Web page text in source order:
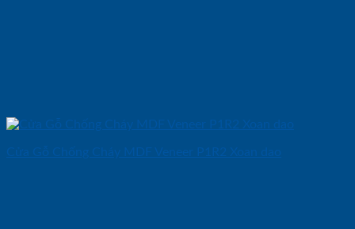
Cửa Gỗ Chống Cháy MDF Veneer P1R2 Xoan dao